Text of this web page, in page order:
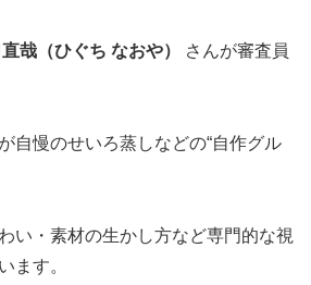
哉（ひぐち なおや）
さんが審査員
自慢のせいろ蒸しなどの“自作グル
い・素材の生かし方など専門的な視
ます。